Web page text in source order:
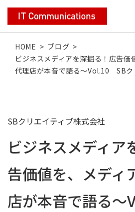
HOME > ブログ >
ビジネスメディアを深掘る！広告価
代理店が本音で語る〜Vol.10 SBク
SBクリエイティブ株式会社
ビジネスメディア
告価値を、メディ
店が本音で語る